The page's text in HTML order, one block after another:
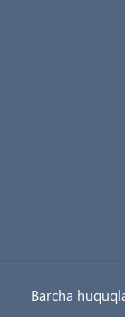
Barcha